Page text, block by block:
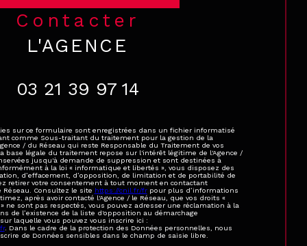
contacter
L'AGENCE
03 21 39 97 14
sur ce formulaire sont enregistrées dans un fichier informatisé
comme Sous-traitant du traitement pour la gestion de la
/ du Réseau qui reste Responsable du Traitement de vos
base légale du traitement repose sur l'intérêt légitime de l'Agence /
jusqu'à demande de suppression et sont destinées à
à la loi « informatique et libertés », vous disposez des
d’effacement, d’opposition, de limitation et de portabilité de
retirer votre consentement à tout moment en contactant
Réseau. Consultez le site https://cnil.fr/frpour plus d’informations
après avoir contacté l'Agence / le Réseau, que vos droits «
ne sont pas respectés, vous pouvez adresser une réclamation à la
de l’existence de la liste d'opposition au démarchage
laquelle vous pouvez vous inscrire ici :
. Dans le cadre de la protection des Données personnelles, nous
de Données sensibles dans le champ de saisie libre.